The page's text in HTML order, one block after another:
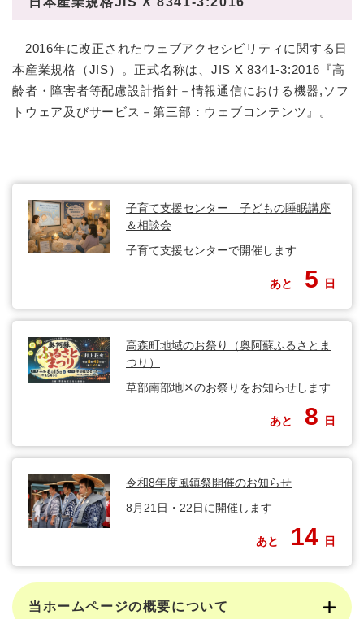
2016年に改正されたウェブアクセシビリティに関する日
本産業規格（JIS）。正式名称は、JIS X 8341-3:2016『高
齢者・障害者等配慮設計指針－情報通信における機器,ソフ
トウェア及びサービス－第三部：ウェブコンテンツ』。
子育て支援センター 子どもの睡眠講座
＆相談会
子育て支援センターで開催します
あと 5 日
高森町地域のお祭り（奥阿蘇ふるさとま
つり）
草部南部地区のお祭りをお知らせします
あと 8 日
令和8年度風鎮祭開催のお知らせ
8月21日・22日に開催します
あと 14 日
当ホームページの概要について